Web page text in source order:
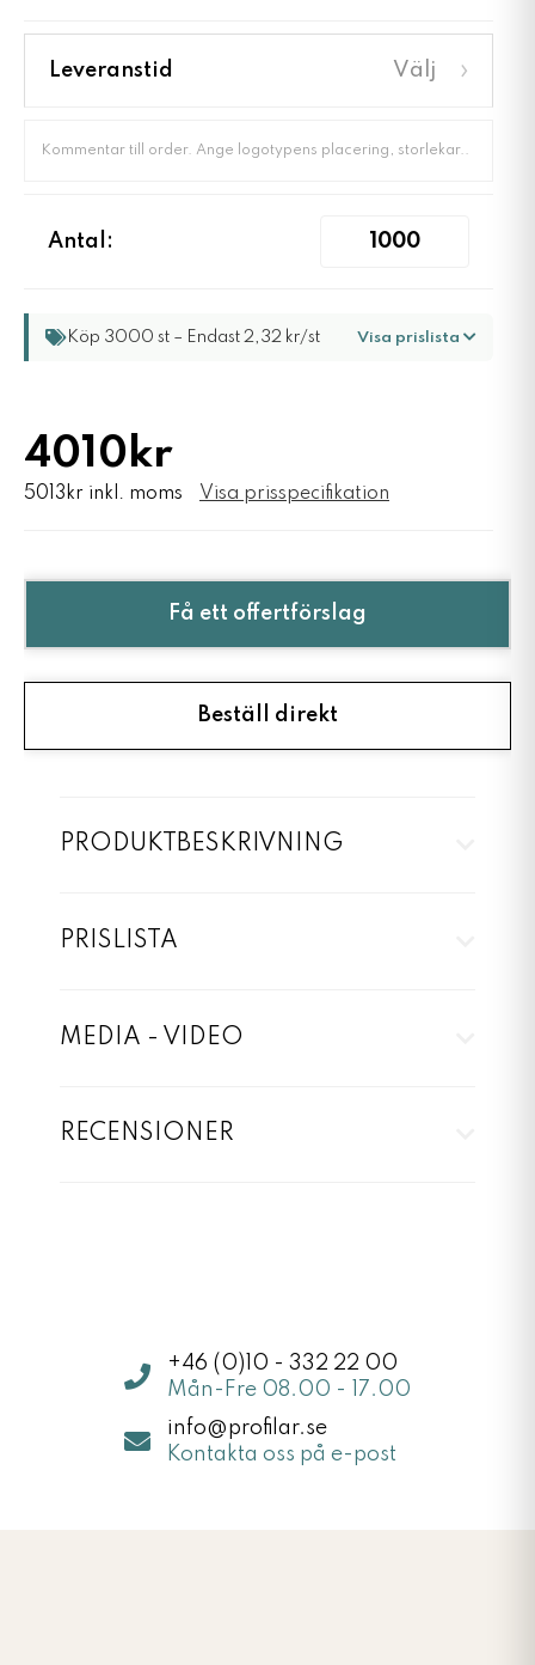
Leveranstid Välj ›
Antal:
Köp 3000 st – Endast 2,32 kr/st Visa prislista
4010kr
5013kr inkl. moms Visa prisspecifikation
Få ett offertförslag
Beställ direkt
PRODUKTBESKRIVNING
PRISLISTA
MEDIA - VIDEO
RECENSIONER
+46 (0)10 - 332 22 00
Mån-Fre 08.00 - 17.00
info@profilar.se
Kontakta oss på e-post